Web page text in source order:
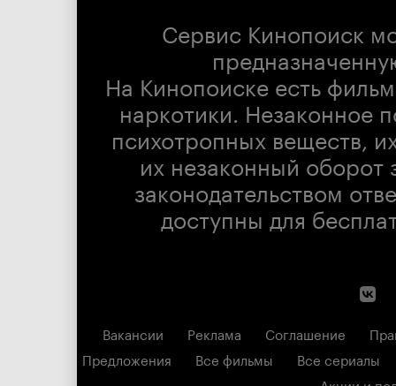
Сервис Кинопоиск
На Кинопоиске есть
наркотики. Незаконное
психотропных веществ,
их незаконный оборот
законодательством
доступны для
Вакансии Реклама Соглашение
Предложения
Все фильмы
Все сериалы